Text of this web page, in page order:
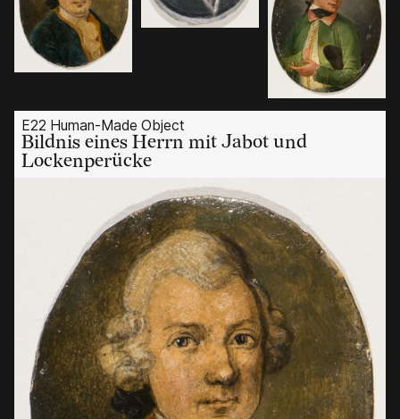
E22 Human-Made Object
Bildnis eines Herrn mit Jabot und
Lockenperücke